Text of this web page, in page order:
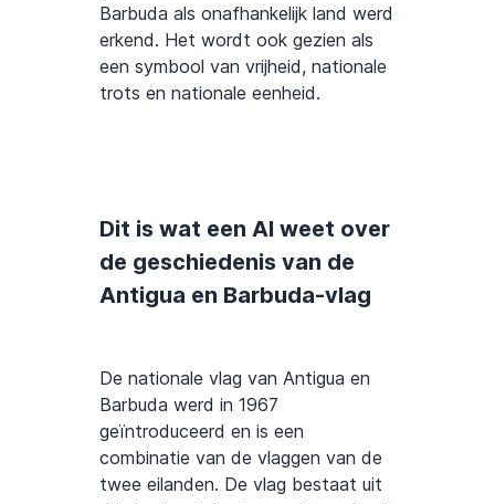
Barbuda als onafhankelijk land werd
erkend. Het wordt ook gezien als
een symbool van vrijheid, nationale
trots en nationale eenheid.
Dit is wat een AI weet over
de geschiedenis van de
Antigua en Barbuda-vlag
De nationale vlag van Antigua en
Barbuda werd in 1967
geïntroduceerd en is een
combinatie van de vlaggen van de
twee eilanden. De vlag bestaat uit